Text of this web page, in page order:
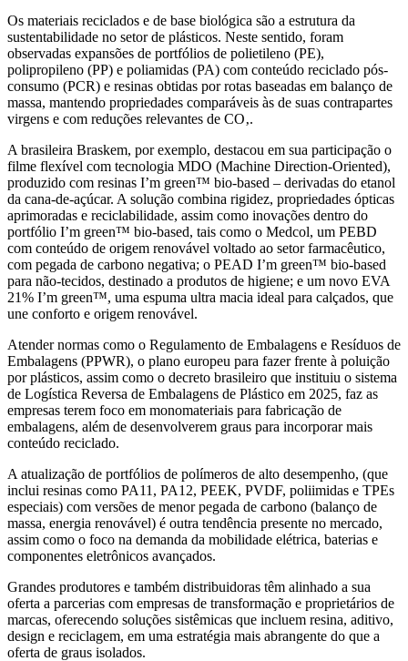
Os materiais reciclados e de base biológica são a estrutura da
sustentabilidade no setor de plásticos. Neste sentido, foram
observadas expansões de portfólios de polietileno (PE),
polipropileno (PP) e poliamidas (PA) com conteúdo reciclado pós-
consumo (PCR) e resinas obtidas por rotas baseadas em balanço de
massa, mantendo propriedades comparáveis às de suas contrapartes
virgens e com reduções relevantes de CO‚.
A brasileira Braskem, por exemplo, destacou em sua participação o
filme flexível com tecnologia MDO (Machine Direction-Oriented),
produzido com resinas I’m green™ bio-based – derivadas do etanol
da cana-de-açúcar. A solução combina rigidez, propriedades ópticas
aprimoradas e reciclabilidade, assim como inovações dentro do
portfólio I’m green™ bio-based, tais como o Medcol, um PEBD
com conteúdo de origem renovável voltado ao setor farmacêutico,
com pegada de carbono negativa; o PEAD I’m green™ bio-based
para não-tecidos, destinado a produtos de higiene; e um novo EVA
21% I’m green™, uma espuma ultra macia ideal para calçados, que
une conforto e origem renovável.
Atender normas como o Regulamento de Embalagens e Resíduos de
Embalagens (PPWR), o plano europeu para fazer frente à poluição
por plásticos, assim como o decreto brasileiro que instituiu o sistema
de Logística Reversa de Embalagens de Plástico em 2025, faz as
empresas terem foco em monomateriais para fabricação de
embalagens, além de desenvolverem graus para incorporar mais
conteúdo reciclado.
A atualização de portfólios de polímeros de alto desempenho, (que
inclui resinas como PA11, PA12, PEEK, PVDF, poliimidas e TPEs
especiais) com versões de menor pegada de carbono (balanço de
massa, energia renovável) é outra tendência presente no mercado,
assim como o foco na demanda da mobilidade elétrica, baterias e
componentes eletrônicos avançados.
Grandes produtores e também distribuidoras têm alinhado a sua
oferta a parcerias com empresas de transformação e proprietários de
marcas, oferecendo soluções sistêmicas que incluem resina, aditivo,
design e reciclagem, em uma estratégia mais abrangente do que a
oferta de graus isolados.